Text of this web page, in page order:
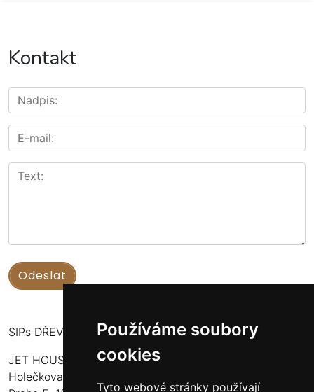
Používáme soubory
cookies
Tyto webové stránky používají
Kontakt
SIPs DŘEVOSTAVBY
JET HOUSE S.R.O.
Holečkova 789/49